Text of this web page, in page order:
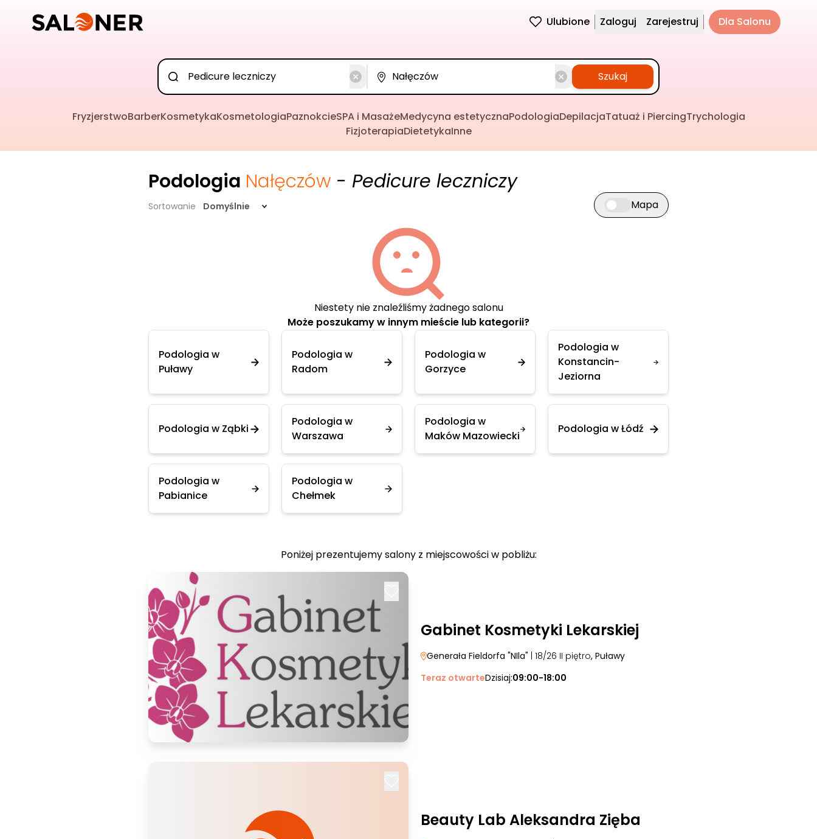
Ulubione Zaloguj Zarejestruj Dla Salonu
Szukaj
FryzjerstwoBarberKosmetykaKosmetologiaPaznokcieSPA i MasażeMedycyna estetycznaPodologiaDepilacjaTatuaż i PiercingTrychologia
FizjoterapiaDietetykaInne
Podologia Nałęczów - Pedicure leczniczy
Sortowanie Domyślnie Przełącz widok mapy
Mapa
Niestety nie znaleźliśmy żadnego salonu
Może poszukamy w innym mieście lub kategorii?
Podologia w
Puławy
Podologia w
Radom
Podologia w
Gorzyce
Podologia w
Konstancin-
Jeziorna
Podologia w Ząbki
Podologia w
Warszawa
Podologia w
Maków Mazowiecki
Podologia w Łódź
Podologia w
Pabianice
Podologia w
Chełmek
Poniżej prezentujemy salony z miejscowości w pobliżu:
Gabinet Kosmetyki Lekarskiej
Generała Fieldorfa "NIla" | 18/26 II piętro, Puławy
Teraz otwarteDzisiaj:09:00-18:00
Beauty Lab Aleksandra Zięba